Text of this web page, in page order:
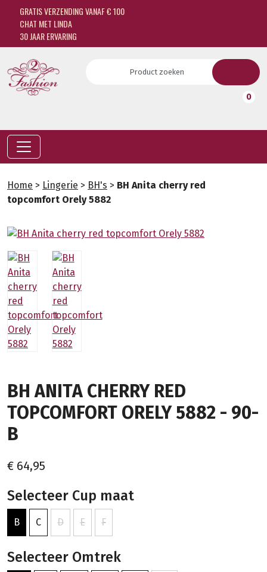
GRATIS VERZENDING VANAF € 100
CHAT MET LINDA
30 JAAR ERVARING
0
Home > Lingerie > BH's > BH Anita cherry red
topcomfort Orely 5882
BH ANITA CHERRY RED
TOPCOMFORT ORELY 5882 - 90-
B
€ 64,95
Selecteer Cup maat
B C D E F
Selecteer Omtrek